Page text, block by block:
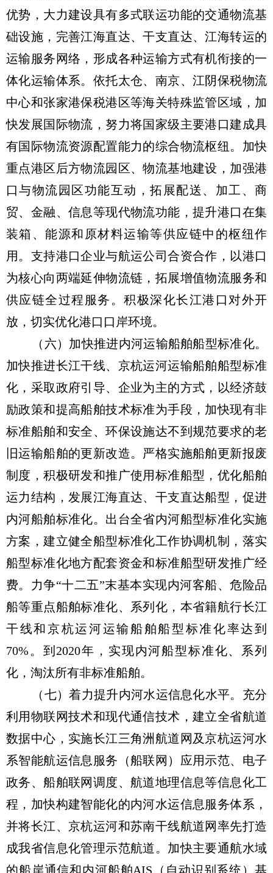
优势，大力建设具有多式联运功能的交通物流基
础设施，完善江海直达、干支直达、江海转运的
运输服务网络，形成各种运输方式有机衔接的一
体化运输体系。依托太仓、南京、江阴保税物流
中心和张家港保税港区等海关特殊监管区域，加
快发展国际物流，努力将国家级主要港口建成具
有国际物流资源配置能力的综合物流枢纽。加快
重点港区后方物流园区、物流基地建设，加强港
口与物流园区功能互动，拓展配送、加工、商
贸、金融、信息等现代物流功能，提升港口在集
装箱、能源和原材料运输等供应链中的枢纽作
用。支持港口企业与航运公司合资合作，以港口
为核心向两端延伸物流链，拓展增值物流服务和
供应链全过程服务。积极深化长江港口对外开
放，切实优化港口口岸环境。
（六）加快推进内河运输船舶船型标准化。
加快推进长江干线、京杭运河运输船舶船型标准
化，采取政府引导、企业为主的方式，以经济鼓
励政策和提高船舶技术标准为手段，加快现有非
标准船舶和安全、环保设施达不到规范要求的老
旧运输船舶的更新改造。严格实施船舶更新报废
制度，积极研发和推广使用标准船型，优化船舶
运力结构，发展江海直达、干支直达船型，促进
内河船舶标准化。出台全省内河船型标准化实施
方案，建立健全船型标准化工作协调机制，落实
船型标准化地方配套资金和标准船型研发推广经
费。力争“十二五”末基本实现内河客船、危险品
船等重点船舶标准化、系列化，本省籍航行长江
干线和京杭运河运输船舶船型标准化率达到
70%。到2020年，实现内河船型标准化、系列
化，淘汰所有非标准船舶。
（七）着力提升内河水运信息化水平。充分
利用物联网技术和现代通信技术，建立全省航道
数据中心，实施长江三角洲航道网及京杭运河水
系智能航运信息服务（船联网）应用示范、电子
政务、船舶联网调度、航道地理信息等信息化工
程，加快构建智能化的内河水运信息服务体系，
并将长江、京杭运河和苏南干线航道网率先打造
成我省信息化管理示范航道。加快主要通航水域
的船岸通信和内河船舶AIS（自动识别系统）基